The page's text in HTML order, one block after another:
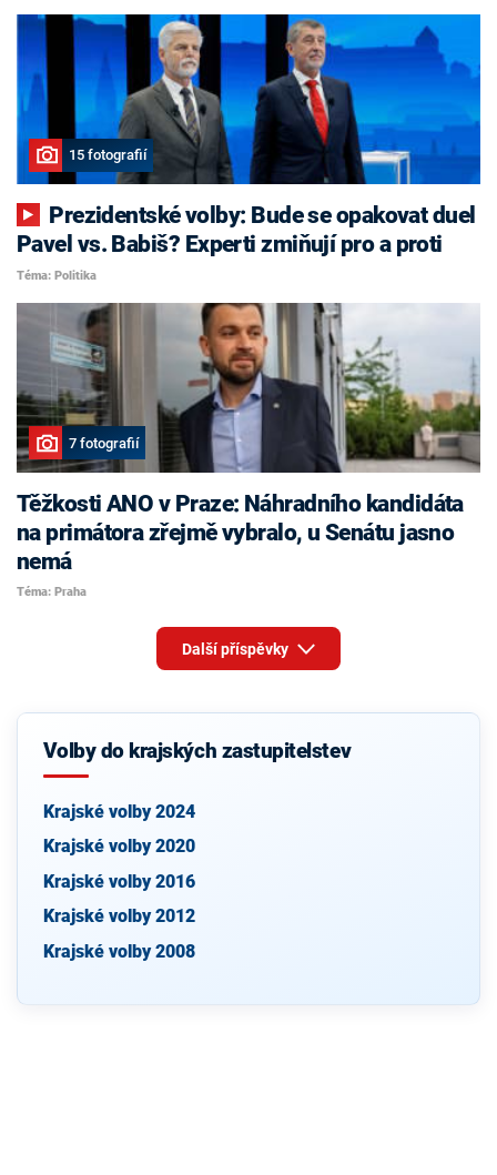
15 fotografií
Pavel vs. Babiš? Experti zmiňují pro a proti
Téma: Politika
7 fotografií
Těžkosti ANO v Praze: Náhradního kandidáta
na primátora zřejmě vybralo, u Senátu jasno
nemá
Téma: Praha
Další příspěvky
Volby do krajských zastupitelstev
Krajské volby 2024
Krajské volby 2020
Krajské volby 2016
Krajské volby 2012
Krajské volby 2008